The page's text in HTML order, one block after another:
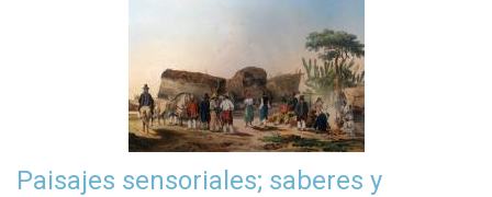
Paisajes sensoriales; saberes y